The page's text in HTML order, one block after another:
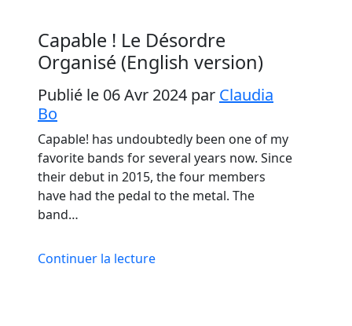
Capable ! Le Désordre
Organisé (English version)
Publié le 06 Avr 2024 par Claudia
Bo
Capable! has undoubtedly been one of my
favorite bands for several years now. Since
their debut in 2015, the four members
have had the pedal to the metal. The
band…
Continuer la lecture